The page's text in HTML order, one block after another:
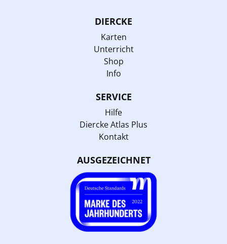
DIERCKE
Karten
Unterricht
Shop
Info
SERVICE
Hilfe
Diercke Atlas Plus
Kontakt
AUSGEZEICHNET